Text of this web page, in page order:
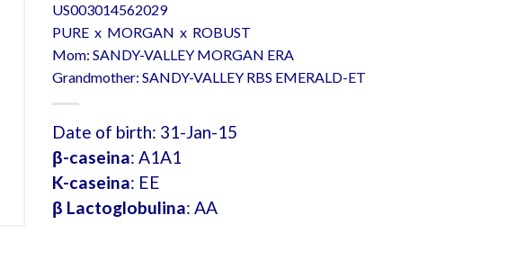
US003014562029
PURE x MORGAN x ROBUST
Mom: SANDY-VALLEY MORGAN ERA
Grandmother: SANDY-VALLEY RBS EMERALD-ET
Date of birth: 31-Jan-15
β-caseina: A1A1
K-caseina: EE
β Lactoglobulina: AA